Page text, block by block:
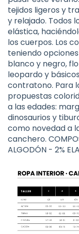
tejidos ligeros y
y relajado. Todos
elástica,
los cuerpos. Los
teniendo
blanco y negro,
leopardo y
contratono. Para
propuestas
a las edades:
dinosaurios y
como novedad a
canchero.
ALGODÓN - 2%